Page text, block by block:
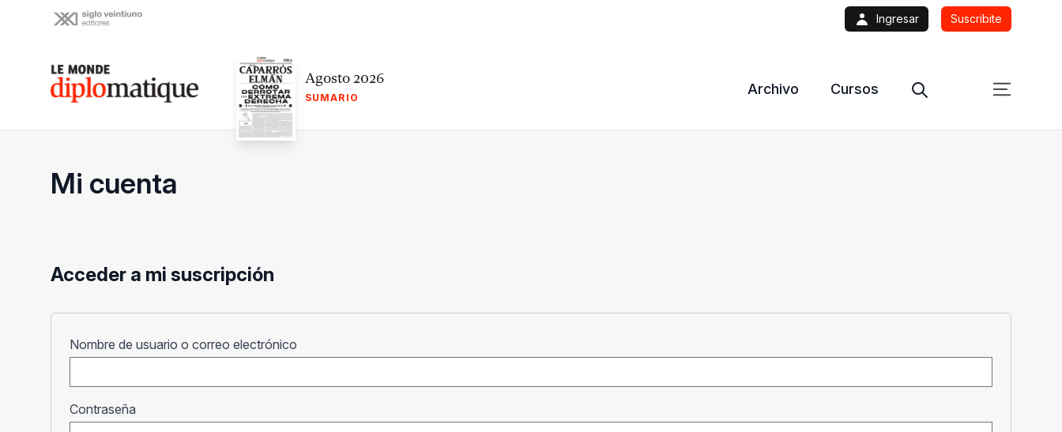
Ingresar Suscribite
Le monde diplomatique Agosto 2026
SUMARIO
Archivo Cursos
Mi cuenta
Acceder a mi suscripción
Nombre de usuario o correo electrónico
Contraseña